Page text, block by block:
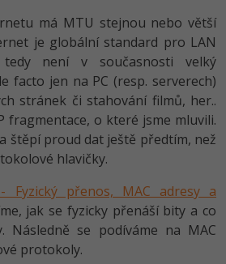
má MTU stejnou nebo větší
je globální standard pro LAN
tedy není v současnosti velký
facto jen na PC (resp. serverech)
stránek či stahování filmů, her..
fragmentace, o které jsme mluvili.
štěpí proud dat ještě předtím, než
hlavičky.
Fyzický přenos, MAC adresy a
jak se fyzicky přenáší bity a co
Následně se podíváme na MAC
protokoly.